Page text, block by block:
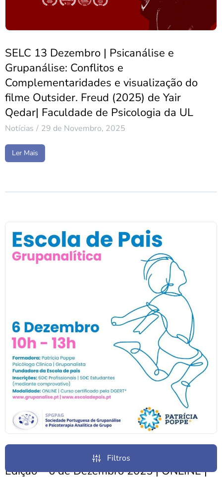
SELC 13 Dezembro | Psicanálise e
Grupanálise: Conflitos e
Complementaridades e visualização do
filme Outsider. Freud (2025) de Yair
Qedar| Faculdade de Psicologia da UL
Notícias 29 de Novembro, 2025
Ler Mais
ESCOLA DE PAIS GRUPANALÍTICA | 3ª
Edição – 6 de Dezembro 2025 | ONLINE |
Filtros